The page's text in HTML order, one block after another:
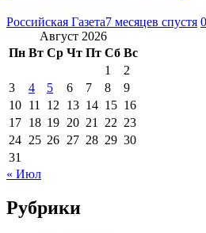
Российская Газета7 месяцев спустя 0
Август 2026
Пн Вт Ср Чт Пт Сб Вс
1
2
3
4 5 6 7 8
9
10 11 12 13 14 15 16
17 18 19 20 21 22 23
24 25 26 27 28 29 30
31
« Июл
Рубрики